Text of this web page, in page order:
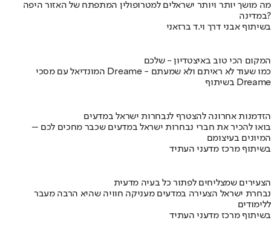
מה מושך יותר ויותר ישראלים למטרופולין המתפתח של האזור היפה
במדינה?
בשיתוף אבני דרך וי.ד ברזאני
המקום הכי טוב באיצטדיון - שלכם
המונדיאל עם מסכי Dreame - כמו שעוד לא ראיתם ולא שמעתם
בשיתוף Dreame
הזדמנות אחרונה להצטרף לנבחרות ישראל במדעים
בואו להכיר את חברי נבחרות ישראל במדעים שכבר מחכים לכם –
המיונים בעיצומם
בשיתוף מרכז מדעני העתיד
הצעירים שמצליחים לפתור כל בעיה מדעית
נבחרת ישראל הצעירה במדעים מעניקה חוויה שהיא הרבה מעבר
ללימודים
בשיתוף מרכז מדעני העתיד